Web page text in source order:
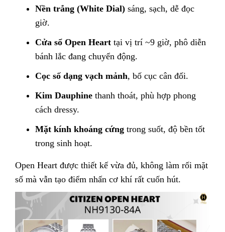
Nền trắng (White Dial) sáng, sạch, dễ đọc
giờ.
Cửa sổ Open Heart tại vị trí ~9 giờ, phô diễn
bánh lắc đang chuyển động.
Cọc số dạng vạch mảnh, bố cục cân đối.
Kim Dauphine thanh thoát, phù hợp phong
cách dressy.
Mặt kính khoáng cứng trong suốt, độ bền tốt
trong sinh hoạt.
Open Heart được thiết kế vừa đủ, không làm rối mặt
số mà vẫn tạo điểm nhấn cơ khí rất cuốn hút.